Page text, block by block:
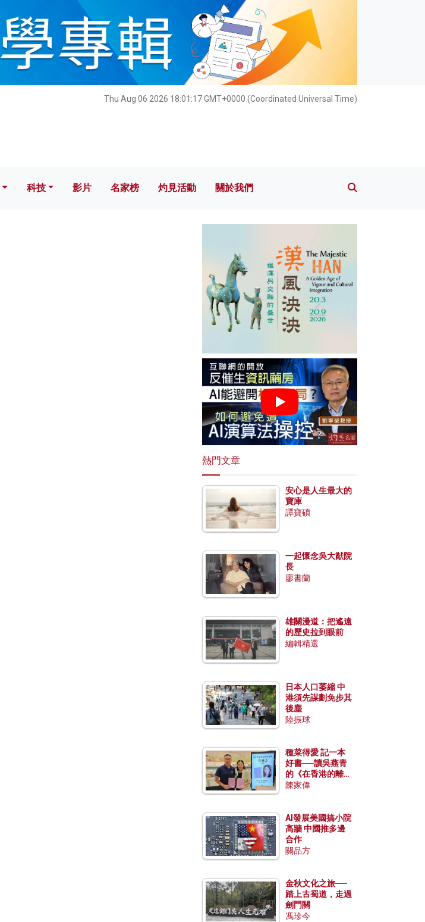
Thu Aug 06 2026 18:01:18 GMT+0000 (Coordinated Universal Time)
科技 影片 名家榜 灼見活動 關於我們
科技 影片 名家榜 灼見活動 關於我們
熱門文章
安心是人生最大的
寶庫
譚寶碩
一起懷念吳大猷院
長
廖書蘭
雄關漫道：把遙遠
的歷史拉到眼前
編輯精選
日本人口萎縮 中
港須先謀劃免步其
後塵
陸振球
種菜得愛 記一本
好書──讀吳燕青
的《在香港的離島
種菜》
陳家偉
AI發展美國搞小院
高牆 中國推多邊
合作
關品方
金秋文化之旅──
踏上古蜀道，走過
劍門關
馮珍今